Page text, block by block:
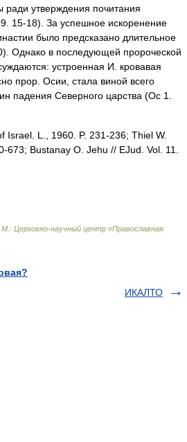
ради утверждения почитания
15-18). За успешное искоренение
было предсказано длительное
Однако в последующей пророческой
устроенная И. кровавая
прор. Осии, стала виной всего
падения Северного царства (Ос 1.
Israel. L., 1960. P. 231-236; Thiel W.
673; Bustanay O. Jehu // EJud. Vol. 11.
М.: Церковно-научный центр «Православная
ИКАЛТО